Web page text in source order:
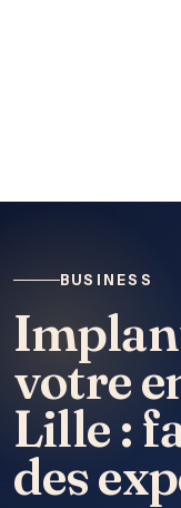
BUSINESS
votre
Lille :
des